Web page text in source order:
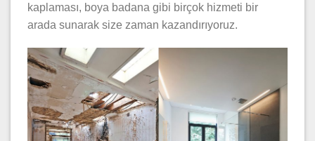
kaplaması, boya badana gibi birçok hizmeti bir
arada sunarak size zaman kazandırıyoruz.